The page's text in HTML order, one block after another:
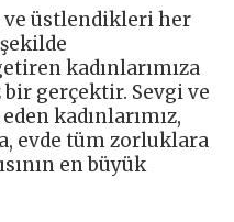
üstlendikleri her
kadınlarımıza
gerçektir. Sevgi ve
kadınlarımız,
evde tüm zorluklara
en büyük